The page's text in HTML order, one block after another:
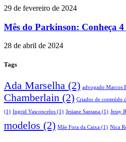
29 de fevereiro de 2024
Mês do Parkinson: Conheça 4
28 de abril de 2024
Tags
Ada Marselha (2) advogado Marcos
Chamberlain (2) Criador de conteúdo
(1) Ingrid Vasconcelos (1) Jesiane Santana (1) Jessy
modelos (2) Mãe Fora da Caixa (1) Nica